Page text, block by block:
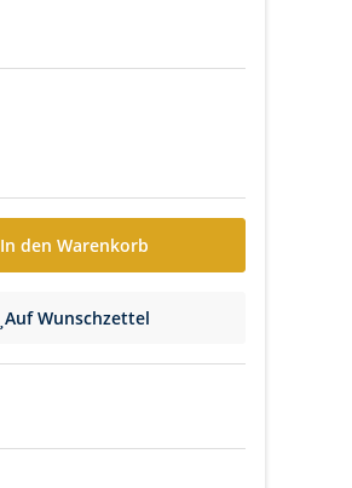
Auf Wunschzettel
In den Warenkorb